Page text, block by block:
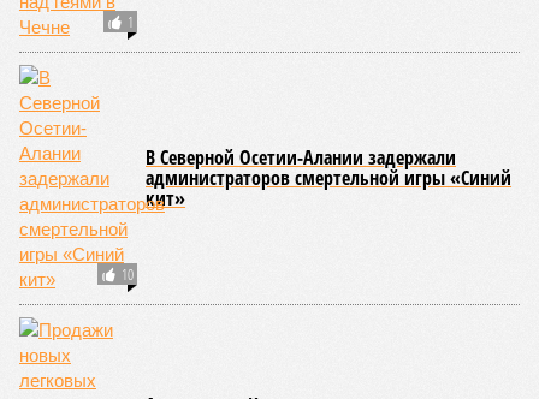
фоне выглядит особенно тревожно.
Галина Летова
подготовку теракта
у здания
прокуратуры
05/08
Ставрополье вошло в топ-10 регионов России по